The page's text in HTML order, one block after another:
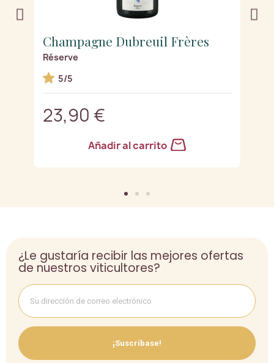
Champagne Dubreuil Frères
Réserve
5/5
23,90 €
Añadir al carrito
¿Le gustaría recibir las mejores ofertas
de nuestros viticultores?
¡Suscríbase!